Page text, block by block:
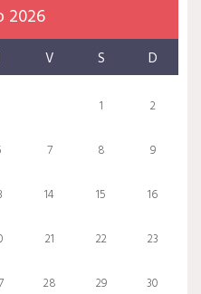
2026
V S D
1 2
7 8 9
14 15 16
21 22 23
28 29 30